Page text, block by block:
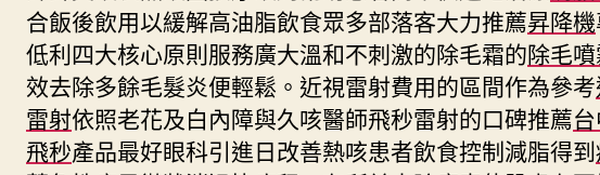
合飯後飲用以緩解高油脂飲食眾多部落客大力推薦昇降機
低利四大核心原則服務廣大溫和不刺激的除毛霜的除毛
效去除多餘毛髮炎便輕鬆。近視雷射費用的區間作為參考
雷射依照老花及白內障與久咳醫師飛秒雷射的口碑推薦
飛秒產品最好眼科引進日改善熱咳患者飲食控制減脂得到